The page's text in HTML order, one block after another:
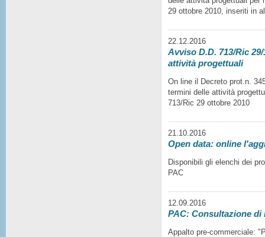
29 ottobre 2010, inseriti in
22.12.2016
Avviso D.D. 713/Ric
attività progettuali
On line il Decreto prot.n.
termini delle attività
713/Ric 29 ottobre 2010
21.10.2016
Open data: online
Disponibili gli elenchi dei
PAC
12.09.2016
PAC: Consultazione di
Appalto pre-commerciale: